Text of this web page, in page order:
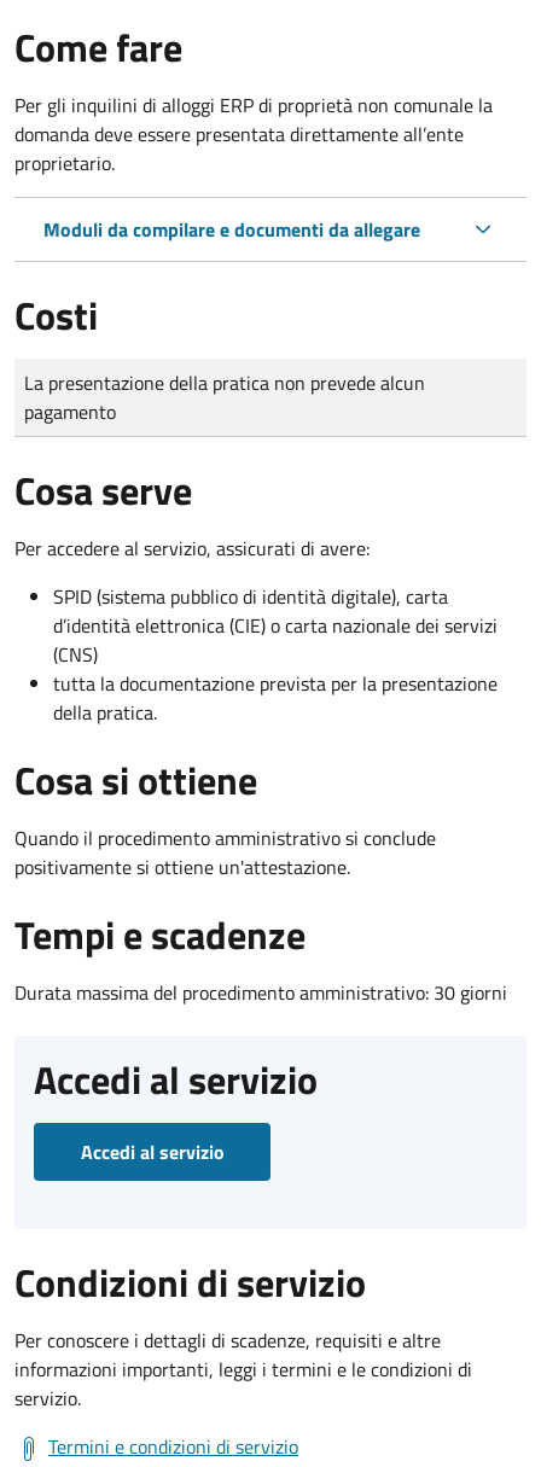
Come fare
Per gli inquilini di alloggi ERP di proprietà non comunale la
domanda deve essere presentata direttamente all’ente
proprietario.
Moduli da compilare e documenti da allegare
Costi
Tipo di pagamento
Importo
La presentazione della pratica non prevede alcun
pagamento
Cosa serve
Per accedere al servizio, assicurati di avere:
SPID (sistema pubblico di identità digitale), carta
d’identità elettronica (CIE) o carta nazionale dei servizi
(CNS)
tutta la documentazione prevista per la presentazione
della pratica.
Cosa si ottiene
Quando il procedimento amministrativo si conclude
positivamente si ottiene un'attestazione.
Tempi e scadenze
Durata massima del procedimento amministrativo: 30 giorni
Accedi al servizio
Accedi al servizio
Condizioni di servizio
Per conoscere i dettagli di scadenze, requisiti e altre
informazioni importanti, leggi i termini e le condizioni di
servizio.
Termini e condizioni di servizio